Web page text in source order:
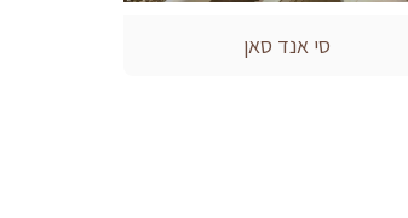
סי אנד סאן